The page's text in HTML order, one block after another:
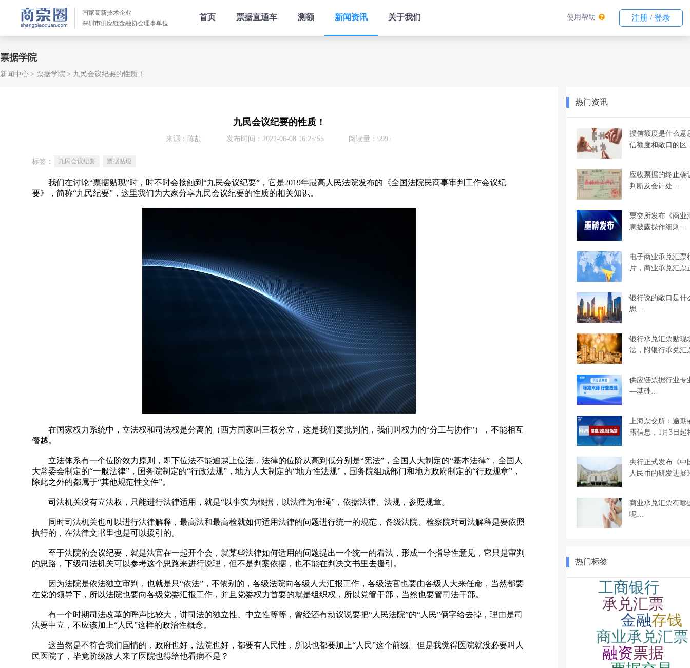
国家高新技术企业
深圳市供应链金融协会理事单位
首页 票据直通车 测额 新闻资讯 关于我们 使用帮助 注册 / 登录
票据学院
新闻中心 票据学院 九民会议纪要的性质！
九民会议纪要的性质！
来源：陈劼 发布时间：2022-06-08 16:25:55 阅读量：999+
标签： 九民会议纪要 票据贴现
我们在讨论“票据贴现”时，时不时会接触到“九民会议纪要”，它是2019年最高人民法院发布的《全国法院民商事审判工作会议纪
要》，简称“九民纪要”，这里我们为大家分享九民会议纪要的性质的相关知识。
在国家权力系统中，立法权和司法权是分离的（西方国家叫三权分立，这是我们要批判的，我们叫权力的“分工与协作”），不能相互
僭越。
立法体系有一个位阶效力原则，即下位法不能逾越上位法，法律的位阶从高到低分别是“宪法”，全国人大制定的“基本法律”，全国人
大常委会制定的“一般法律”，国务院制定的“行政法规”，地方人大制定的“地方性法规”，国务院组成部门和地方政府制定的“行政规章”，
除此之外的都属于“其他规范性文件”。
司法机关没有立法权，只能进行法律适用，就是“以事实为根据，以法律为准绳”，依据法律、法规，参照规章。
同时司法机关也可以进行法律解释，最高法和最高检就如何适用法律的问题进行统一的规范，各级法院、检察院对司法解释是要依照
执行的，在法律文书里也是可以援引的。
至于法院的会议纪要，就是法官在一起开个会，就某些法律如何适用的问题提出一个统一的看法，形成一个指导性意见，它只是审判
的思路，下级司法机关可以参考这个思路来进行说理，但不是判案依据，也不能在判决文书里去援引。
因为法院是依法独立审判，也就是只“依法”，不依别的，各级法院向各级人大汇报工作，各级法官也要由各级人大来任命，当然都要
在党的领导下，所以法院也要向各级党委汇报工作，并且党委权力首要的就是组织权，所以党管干部，当然也要管司法干部。
有一个时期司法改革的呼声比较大，讲司法的独立性、中立性等等，曾经还有动议说要把“人民法院”的“人民”俩字给去掉，理由是司
法要中立，不应该加上“人民”这样的政治性概念。
这当然是不符合我们国情的，政府也好，法院也好，都要有人民性，所以也都要加上“人民”这个前缀。但是我觉得医院就没必要叫人
民医院了，毕竟阶级敌人来了医院也得给他看病不是？
热门资讯
授信额度是什么意
信额度和敞口的
应收票据的终止确
判断及会计处…
票交所发布《商业
息披露操作细则…
电子商业承兑汇票
片，商业承兑汇
银行说的敞口是什
思…
银行承兑汇票贴现
法，附银行承兑
供应链票据行业专
—基础…
上海票交所：逾期
露信息，1月3日
央行正式发布《中
人民币的研发进
商业承兑汇票有哪
呢…
热门标签